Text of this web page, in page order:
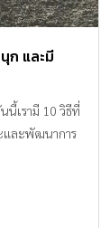
ก และมี
นี้เรามี 10 วิธีที่
ละพัฒนาการ